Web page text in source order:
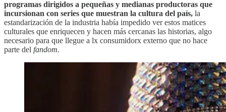
programas dirigidos a pequeñas y medianas productoras que
incursionan con series que muestran la cultura del país, la
estandarización de la industria había impedido ver estos matices
culturales que enriquecen y hacen más cercanas las historias, algo
necesario para que llegue a lx consumidorx externo que no hace
parte del fandom.